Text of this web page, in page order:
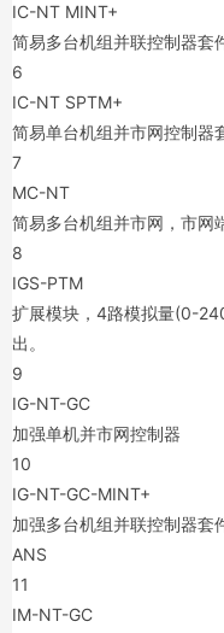
IC-NT MINT+
简易多台机组并联控制器套
6
IC-NT SPTM+
简易单台机组并市网控制器
7
MC-NT
简易多台机组并市网，市网
8
IGS-PTM
扩展模块，4路模拟量(0-
出。
9
IG-NT-GC
加强单机并市网控制器
10
IG-NT-GC-MINT+
加强多台机组并联控制器套
ANS
11
IM-NT-GC